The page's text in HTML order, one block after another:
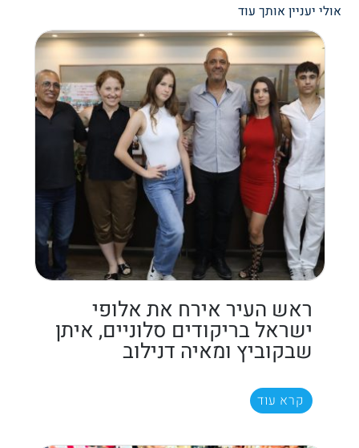
אולי יעניין אותך עוד
ראש העיר אירח את אלופי
ישראל בריקודים סלוניים, איתן
שבקוביץ ומאיה דנילוב
קרא עוד